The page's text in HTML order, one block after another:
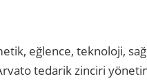
eğlence, teknoloji,
tedarik zinciri